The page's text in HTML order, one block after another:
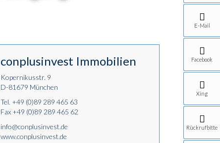
E-Mail
Facebook
Xing
Rückrufbitte
conplusinvest Immobilien
Kopernikusstr. 9
D-81679 München
Tel. +49 (0)89 289 465 63
Fax +49 (0)89 289 465 62
info@conplusinvest.de
www.conplusinvest.de